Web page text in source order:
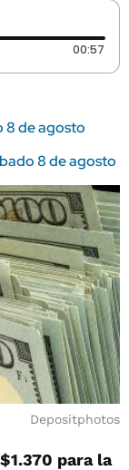
00:57
8 de agosto
8 de agosto
Depositphotos
$1.370 para la